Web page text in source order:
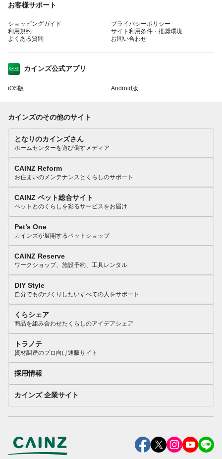
お客様サポート
ショッピングガイド
利用規約
よくある質問
プライバシーポリシー
サイト利用条件・推奨環境
お問い合わせ
カインズ公式アプリ
iOS版 Android版
カインズのその他のサイト
となりのカインズさん
ホームセンターを遊び倒すメディア
CAINZ Reform
お住まいのメンテナンスとくらしのサポート
CAINZ ペット総合サイト
ペットとのくらしを彩るサービスをお届け
Pet’s One
カインズが展開するペットショップ
CAINZ Reserve
ワークショップ、施設予約、工具レンタル
DIY Style
自分でものづくりしたいすべての人をサポート
くらシェア
商品を組み合わせたくらしのアイデアシェア
トラノテ
資材調達のプロ向け通販サイト
採用情報
カインズ 企業サイト